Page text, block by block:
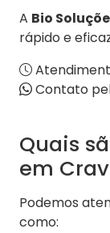
A Bio
rápido e
Contato
Quais
em
Podemos
como: